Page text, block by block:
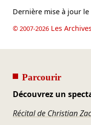
Dernière mise à jour le
© 2007-2026Les
Parcourir
Découvrez un
Récital de Christian